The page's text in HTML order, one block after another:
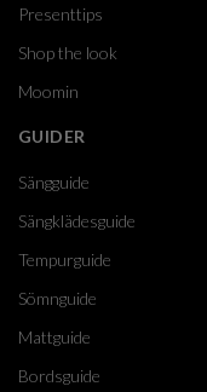
Presenttips
Shop the look
Moomin
GUIDER
Sängguide
Sängklädesguide
Tempurguide
Sömnguide
Mattguide
Bordsguide